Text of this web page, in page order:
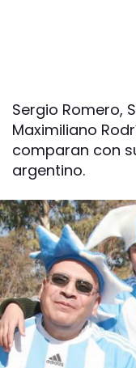
Sergio Romero,
Maximiliano
comparan con
argentino.